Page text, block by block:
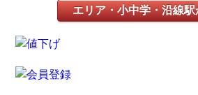
エリア・小中学・沿線駅